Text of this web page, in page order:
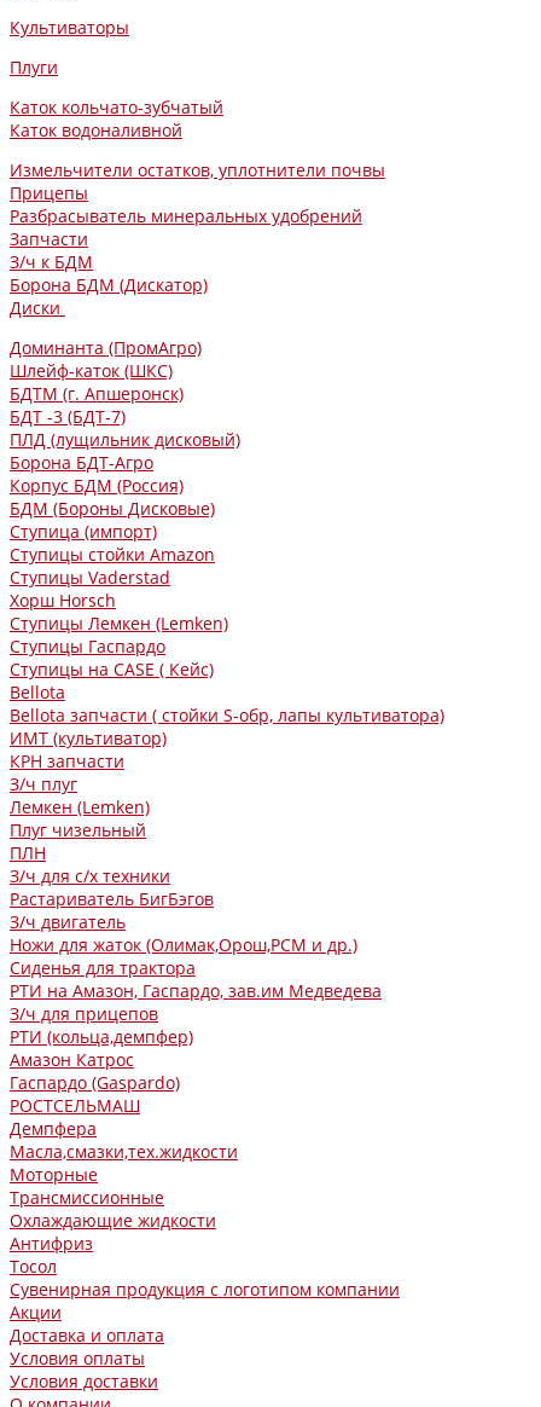
Культиваторы
Плуги
Каток кольчато-зубчатый
Каток водоналивной
Измельчители остатков, уплотнители почвы
Прицепы
Разбрасыватель минеральных удобрений
Запчасти
З/ч к БДМ
Борона БДМ (Дискатор)
Диски
Доминанта (ПромАгро)
Шлейф-каток (ШКС)
БДТМ (г. Апшеронск)
БДТ -3 (БДТ-7)
ПЛД (лущильник дисковый)
Борона БДТ-Агро
Корпус БДМ (Россия)
БДМ (Бороны Дисковые)
Ступица (импорт)
Ступицы стойки Amazon
Ступицы Vaderstad
Хорш Horsch
Ступицы Лемкен (Lemken)
Ступицы Гаспардо
Ступицы на CASE ( Кейс)
Bellota
Bellota запчасти ( стойки S-обр, лапы культиватора)
ИМТ (культиватор)
КРН запчасти
З/ч плуг
Лемкен (Lemken)
Плуг чизельный
ПЛН
З/ч для с/х техники
Растариватель БигБэгов
З/ч двигатель
Ножи для жаток (Олимак,Орош,РСМ и др.)
Сиденья для трактора
РТИ на Амазон, Гаспардо, зав.им Медведева
З/ч для прицепов
РТИ (кольца,демпфер)
Амазон Катрос
Гаспардо (Gaspardo)
РОСТСЕЛЬМАШ
Демпфера
Масла,смазки,тех.жидкости
Моторные
Трансмиссионные
Охлаждающие жидкости
Антифриз
Тосол
Сувенирная продукция с логотипом компании
Акции
Доставка и оплата
Условия оплаты
Условия доставки